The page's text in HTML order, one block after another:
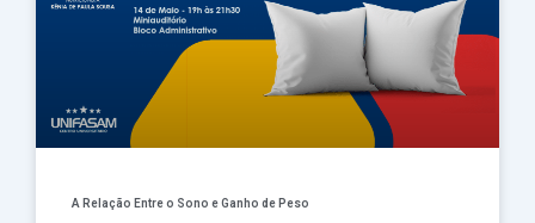
A Relação Entre o Sono e Ganho de Peso